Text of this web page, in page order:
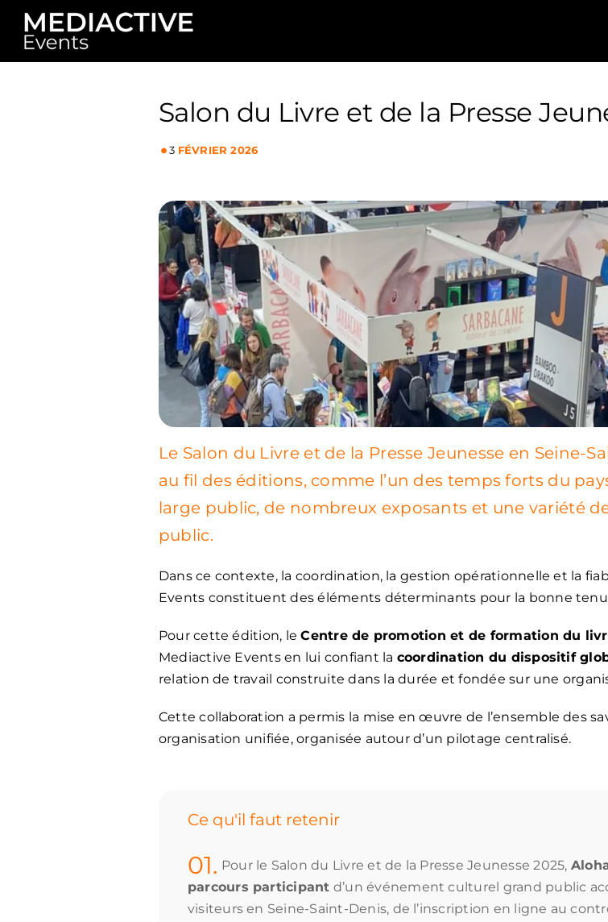
Passer
contenu
Salon du Livre et de la Presse
•3 FÉVRIER 2026
Le Salon du Livre et de la Presse Jeunesse en Seine-
au fil des éditions, comme l’un des temps forts du
large public, de nombreux exposants et une variété
public.
Dans ce contexte, la coordination, la gestion opérationnelle et la
Events constituent des éléments déterminants pour la bonne
Pour cette édition, leCentre de promotion et de formation du
Mediactive Events en lui confiant la coordination du dispositif
relation de travail construite dans la durée et fondée sur une
Cette collaboration a permis la mise en œuvre de l’ensemble des
organisation unifiée, organisée autour d’un pilotage centralisé.
Ce qu'il faut retenir
01. Pour le Salon du Livre et de la Presse Jeunesse 2025,
parcours participant d’un événement culturel grand public
visiteurs en Seine-Saint-Denis, de l’inscription en ligne au